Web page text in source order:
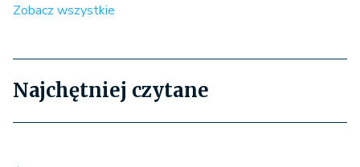
Zobacz wszystkie
Najchętniej czytane